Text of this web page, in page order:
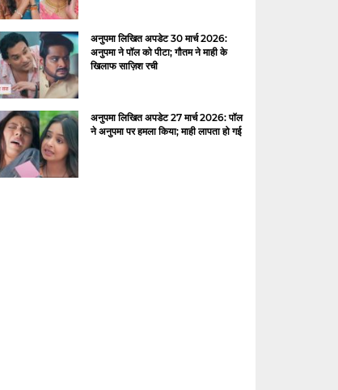
अनुपमा लिखित अपडेट 30 मार्च 2026:
अनुपमा ने पॉल को पीटा; गौतम ने माही के
खिलाफ साज़िश रची
अनुपमा लिखित अपडेट 27 मार्च 2026: पॉल
ने अनुपमा पर हमला किया; माही लापता हो गई